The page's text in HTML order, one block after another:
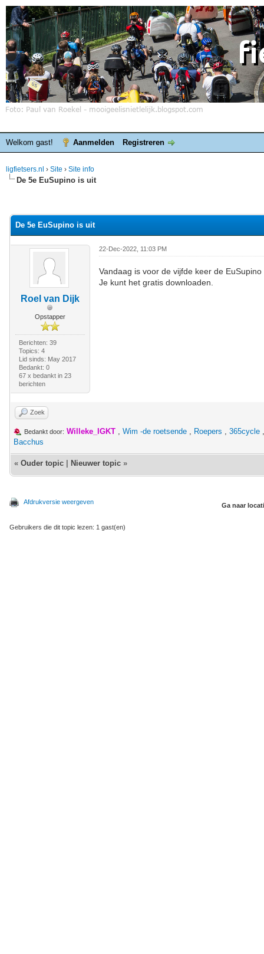
Welkom gast! Aanmelden Registreren
ligfietsers.nl › Site › Site info
De 5e EuSupino is uit
De 5e EuSupino is uit
Roel van Dijk
Opstapper
Berichten: 39
Topics: 4
Lid sinds: May 2017
Bedankt: 0
67 x bedankt in 23
berichten
22-Dec-2022, 11:03 PM
Vandaag is voor de vijfde keer de
Je kunt het gratis downloaden.
Zoek
Bedankt door: Willeke_IGKT , Wim -de roetsende , Roepers , 365cycle
Bacchus
« Ouder topic Nieuwer topic »
Afdrukversie weergeven Ga naar
Gebruikers die dit topic lezen: 1 gast(en)